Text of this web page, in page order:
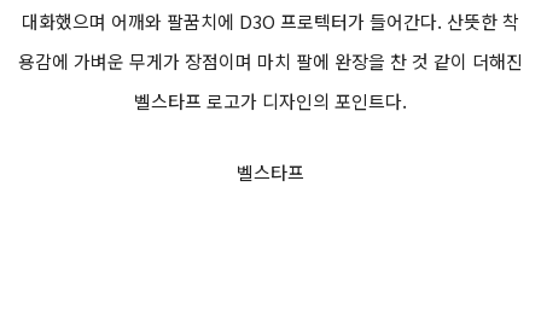
대화했으며 어깨와 팔꿈치에 D3O 프로텍터가 들어간다. 산뜻한 착
용감에 가벼운 무게가 장점이며 마치 팔에 완장을 찬 것 같이 더해진
벨스타프 로고가 디자인의 포인트다.
벨스타프